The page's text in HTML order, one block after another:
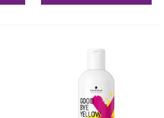
cabellos sensibles
usar champú morado?